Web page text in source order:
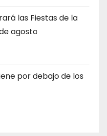
las Fiestas de la
agosto
por debajo de los